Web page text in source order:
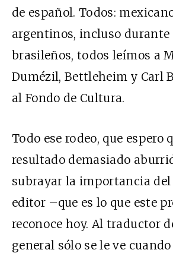
de español. Todos:
argentinos, incluso durante
brasileños, todos leímos a
Dumézil, Bettleheim y Carl
al Fondo de Cultura.
Todo ese rodeo, que espero
resultado demasiado
subrayar la importancia
editor –que es lo que este
reconoce hoy. Al traductor
general sólo se le ve